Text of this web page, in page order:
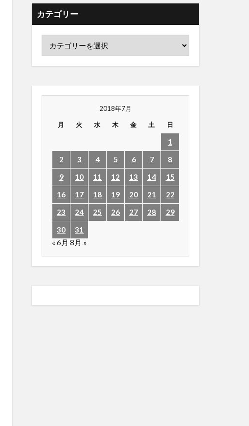
カテゴリー
2018年7月
月 火 水 木 金 土 日
1
2
3 4 5 6 7
8
9
10 11 12 13 14
15
16
17 18 19 20 21
22
23
24 25 26 27 28
29
30
31
« 6月 8月 »